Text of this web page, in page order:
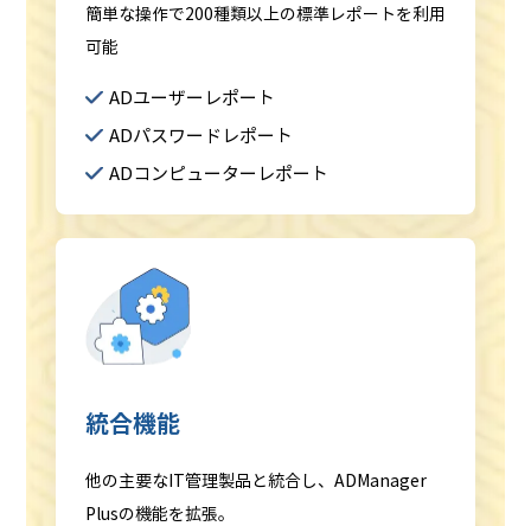
簡単な操作で200種類以上の標準レポートを利用
可能
ADユーザーレポート
ADパスワードレポート
ADコンピューターレポート
統合機能
他の主要なIT管理製品と統合し、ADManager
Plusの機能を拡張。